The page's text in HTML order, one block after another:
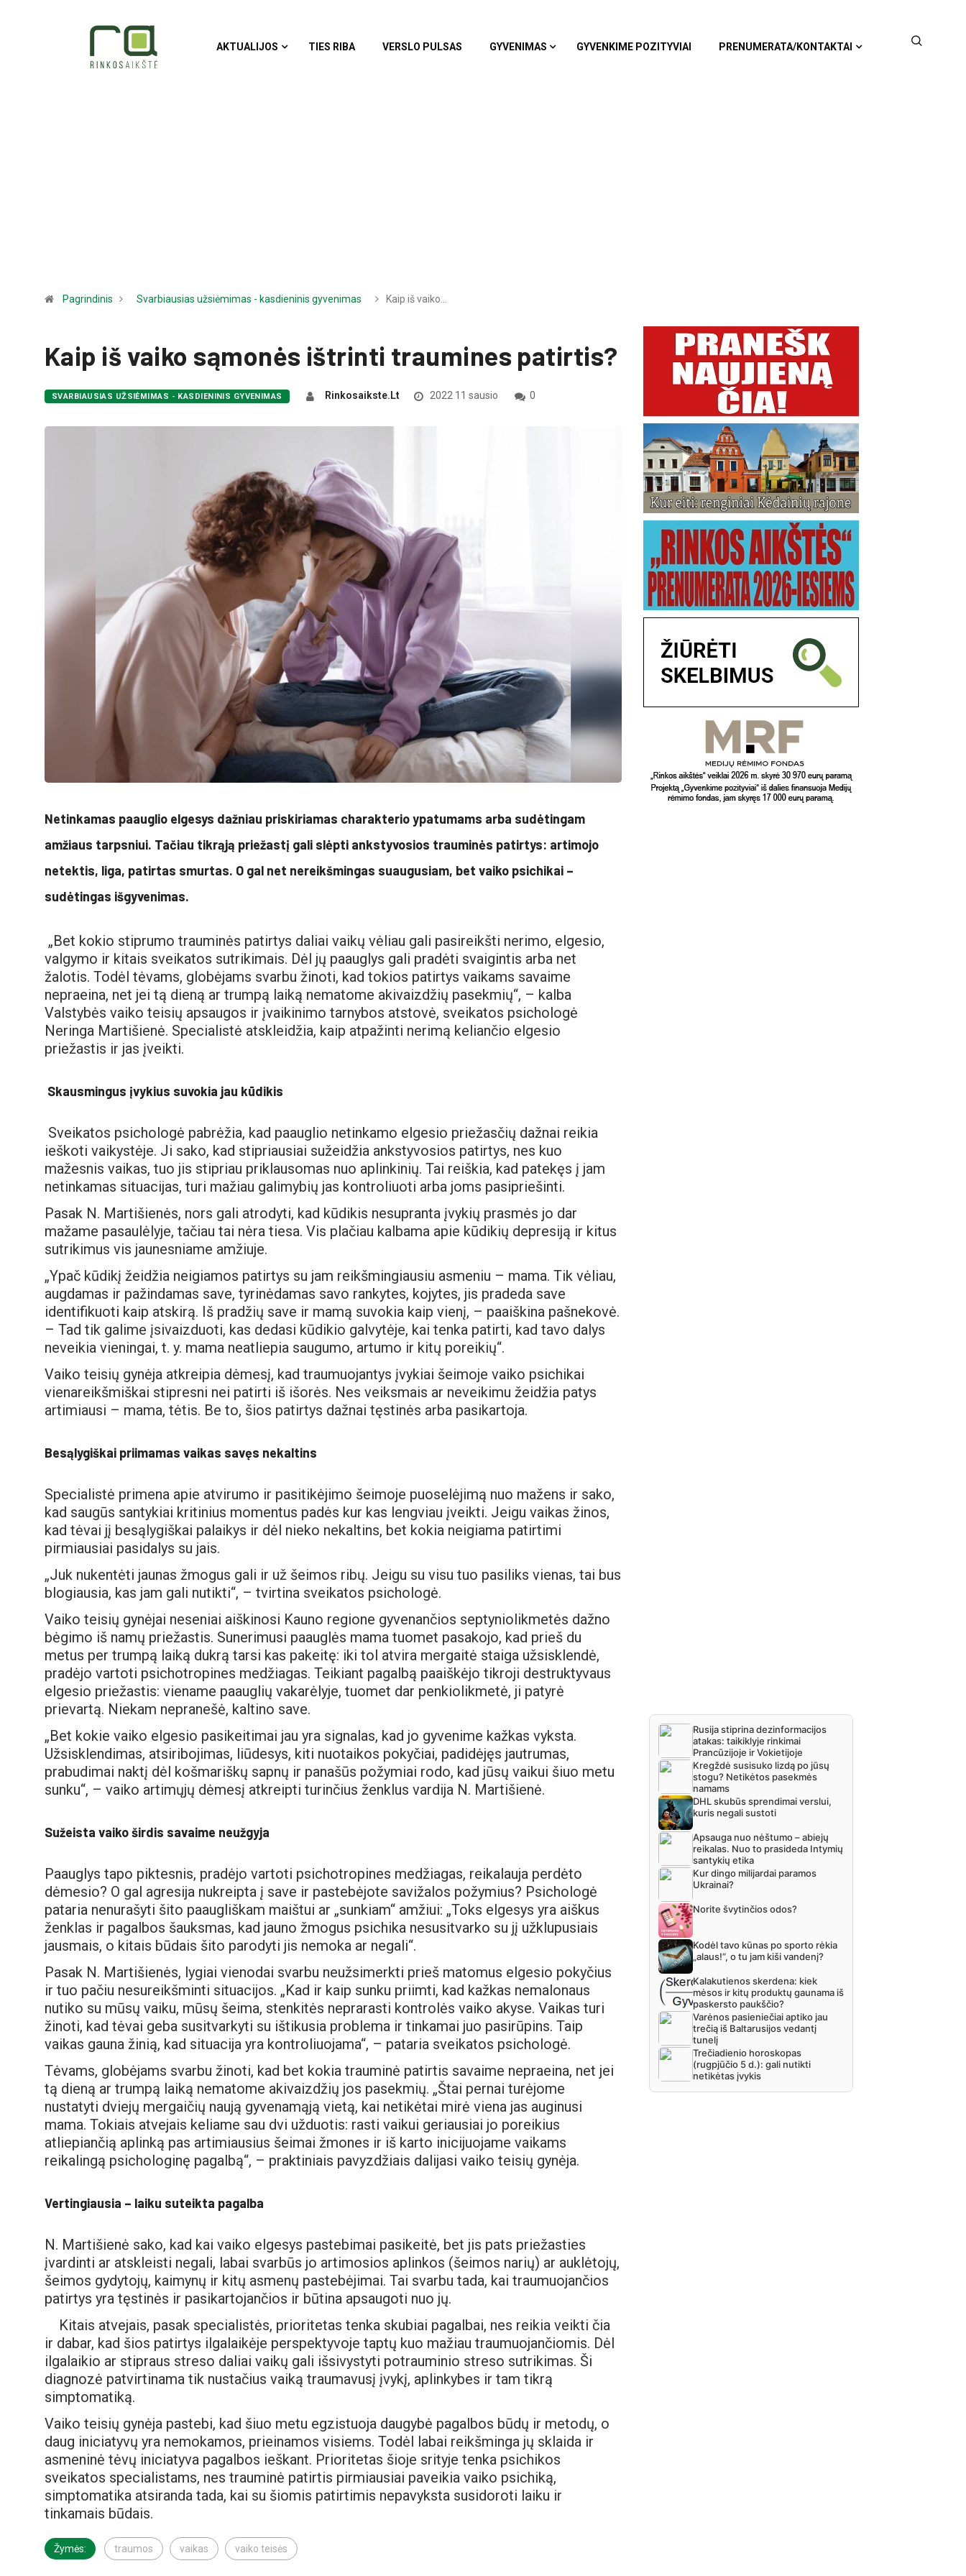
AKTUALIJOS TIES RIBA VERSLO PULSAS GYVENIMAS GYVENKIME POZITYVIAI PRENUMERATA/KONTAKTAI
Pagrindinis Svarbiausias užsiėmimas - kasdieninis gyvenimas Kaip iš vaiko…
Kaip iš vaiko sąmonės ištrinti traumines patirtis?
SVARBIAUSIAS UŽSIĖMIMAS - KASDIENINIS GYVENIMAS Rinkosaikste.lt 2022 11 sausio 0
Netinkamas paauglio elgesys dažniau priskiriamas charakterio ypatumams arba sudėtingam
amžiaus tarpsniui. Tačiau tikrąją priežastį gali slėpti ankstyvosios trauminės patirtys: artimojo
netektis, liga, patirtas smurtas. O gal net nereikšmingas suaugusiam, bet vaiko psichikai –
sudėtingas išgyvenimas.
„Bet kokio stiprumo trauminės patirtys daliai vaikų vėliau gali pasireikšti nerimo, elgesio,
valgymo ir kitais sveikatos sutrikimais. Dėl jų paauglys gali pradėti svaigintis arba net
žalotis. Todėl tėvams, globėjams svarbu žinoti, kad tokios patirtys vaikams savaime
nepraeina, net jei tą dieną ar trumpą laiką nematome akivaizdžių pasekmių“, – kalba
Valstybės vaiko teisių apsaugos ir įvaikinimo tarnybos atstovė, sveikatos psichologė
Neringa Martišienė. Specialistė atskleidžia, kaip atpažinti nerimą keliančio elgesio
priežastis ir jas įveikti.
Skausmingus įvykius suvokia jau kūdikis
Sveikatos psichologė pabrėžia, kad paauglio netinkamo elgesio priežasčių dažnai reikia
ieškoti vaikystėje. Ji sako, kad stipriausiai sužeidžia ankstyvosios patirtys, nes kuo
mažesnis vaikas, tuo jis stipriau priklausomas nuo aplinkinių. Tai reiškia, kad patekęs į jam
netinkamas situacijas, turi mažiau galimybių jas kontroliuoti arba joms pasipriešinti.
Pasak N. Martišienės, nors gali atrodyti, kad kūdikis nesupranta įvykių prasmės jo dar
mažame pasaulėlyje, tačiau tai nėra tiesa. Vis plačiau kalbama apie kūdikių depresiją ir kitus
sutrikimus vis jaunesniame amžiuje.
„Ypač kūdikį žeidžia neigiamos patirtys su jam reikšmingiausiu asmeniu – mama. Tik vėliau,
augdamas ir pažindamas save, tyrinėdamas savo rankytes, kojytes, jis pradeda save
identifikuoti kaip atskirą. Iš pradžių save ir mamą suvokia kaip vienį, – paaiškina pašnekovė.
– Tad tik galime įsivaizduoti, kas dedasi kūdikio galvytėje, kai tenka patirti, kad tavo dalys
neveikia vieningai, t. y. mama neatliepia saugumo, artumo ir kitų poreikių“.
Vaiko teisių gynėja atkreipia dėmesį, kad traumuojantys įvykiai šeimoje vaiko psichikai
vienareikšmiškai stipresni nei patirti iš išorės. Nes veiksmais ar neveikimu žeidžia patys
artimiausi – mama, tėtis. Be to, šios patirtys dažnai tęstinės arba pasikartoja.
Besąlygiškai priimamas vaikas savęs nekaltins
Specialistė primena apie atvirumo ir pasitikėjimo šeimoje puoselėjimą nuo mažens ir sako,
kad saugūs santykiai kritinius momentus padės kur kas lengviau įveikti. Jeigu vaikas žinos,
kad tėvai jį besąlygiškai palaikys ir dėl nieko nekaltins, bet kokia neigiama patirtimi
pirmiausiai pasidalys su jais.
„Juk nukentėti jaunas žmogus gali ir už šeimos ribų. Jeigu su visu tuo pasiliks vienas, tai bus
blogiausia, kas jam gali nutikti“, – tvirtina sveikatos psichologė.
Vaiko teisių gynėjai neseniai aiškinosi Kauno regione gyvenančios septyniolikmetės dažno
bėgimo iš namų priežastis. Sunerimusi paauglės mama tuomet pasakojo, kad prieš du
metus per trumpą laiką dukrą tarsi kas pakeitę: iki tol atvira mergaitė staiga užsisklendė,
pradėjo vartoti psichotropines medžiagas. Teikiant pagalbą paaiškėjo tikroji destruktyvaus
elgesio priežastis: viename paauglių vakarėlyje, tuomet dar penkiolikmetė, ji patyrė
prievartą. Niekam nepranešė, kaltino save.
„Bet kokie vaiko elgesio pasikeitimai jau yra signalas, kad jo gyvenime kažkas vyksta.
Užsisklendimas, atsiribojimas, liūdesys, kiti nuotaikos pokyčiai, padidėjęs jautrumas,
prabudimai naktį dėl košmariškų sapnų ir panašūs požymiai rodo, kad jūsų vaikui šiuo metu
sunku“, – vaiko artimųjų dėmesį atkreipti turinčius ženklus vardija N. Martišienė.
Sužeista vaiko širdis savaime neužgyja
Paauglys tapo piktesnis, pradėjo vartoti psichotropines medžiagas, reikalauja perdėto
dėmesio? O gal agresija nukreipta į save ir pastebėjote savižalos požymius? Psichologė
pataria nenurašyti šito paaugliškam maištui ar „sunkiam“ amžiui: „Toks elgesys yra aiškus
ženklas ir pagalbos šauksmas, kad jauno žmogus psichika nesusitvarko su jį užklupusiais
jausmais, o kitais būdais šito parodyti jis nemoka ar negali“.
Pasak N. Martišienės, lygiai vienodai svarbu neužsimerkti prieš matomus elgesio pokyčius
ir tuo pačiu nesureikšminti situacijos. „Kad ir kaip sunku priimti, kad kažkas nemalonaus
nutiko su mūsų vaiku, mūsų šeima, stenkitės neprarasti kontrolės vaiko akyse. Vaikas turi
žinoti, kad tėvai geba susitvarkyti su ištikusia problema ir tinkamai juo pasirūpins. Taip
vaikas gauna žinią, kad situacija yra kontroliuojama“, – pataria sveikatos psichologė.
Tėvams, globėjams svarbu žinoti, kad bet kokia trauminė patirtis savaime nepraeina, net jei
tą dieną ar trumpą laiką nematome akivaizdžių jos pasekmių. „Štai pernai turėjome
nustatyti dviejų mergaičių naują gyvenamąją vietą, kai netikėtai mirė viena jas auginusi
mama. Tokiais atvejais keliame sau dvi užduotis: rasti vaikui geriausiai jo poreikius
atliepiančią aplinką pas artimiausius šeimai žmones ir iš karto inicijuojame vaikams
reikalingą psichologinę pagalbą“, – praktiniais pavyzdžiais dalijasi vaiko teisių gynėja.
Vertingiausia – laiku suteikta pagalba
N. Martišienė sako, kad kai vaiko elgesys pastebimai pasikeitė, bet jis pats priežasties
įvardinti ar atskleisti negali, labai svarbūs jo artimosios aplinkos (šeimos narių) ar auklėtojų,
šeimos gydytojų, kaimynų ir kitų asmenų pastebėjimai. Tai svarbu tada, kai traumuojančios
patirtys yra tęstinės ir pasikartojančios ir būtina apsaugoti nuo jų.
Kitais atvejais, pasak specialistės, prioritetas tenka skubiai pagalbai, nes reikia veikti čia
ir dabar, kad šios patirtys ilgalaikėje perspektyvoje taptų kuo mažiau traumuojančiomis. Dėl
ilgalaikio ar stipraus streso daliai vaikų gali išsivystyti potrauminio streso sutrikimas. Ši
diagnozė patvirtinama tik nustačius vaiką traumavusį įvykį, aplinkybes ir tam tikrą
simptomatiką.
Vaiko teisių gynėja pastebi, kad šiuo metu egzistuoja daugybė pagalbos būdų ir metodų, o
daug iniciatyvų yra nemokamos, prieinamos visiems. Todėl labai reikšminga jų sklaida ir
asmeninė tėvų iniciatyva pagalbos ieškant. Prioritetas šioje srityje tenka psichikos
sveikatos specialistams, nes trauminė patirtis pirmiausiai paveikia vaiko psichiką,
simptomatika atsiranda tada, kai su šiomis patirtimis nepavyksta susidoroti laiku ir
tinkamais būdais.
Žymės: traumos vaikas vaiko teisės